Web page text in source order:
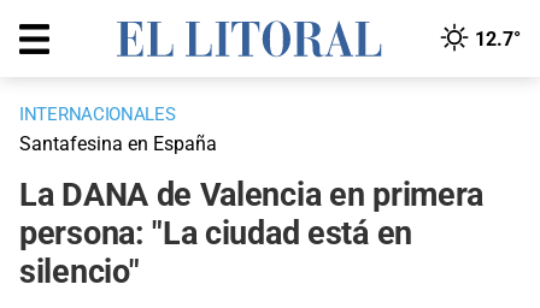
12.7°
INTERNACIONALES
Santafesina en España
La DANA de Valencia en primera
persona: "La ciudad está en
silencio"